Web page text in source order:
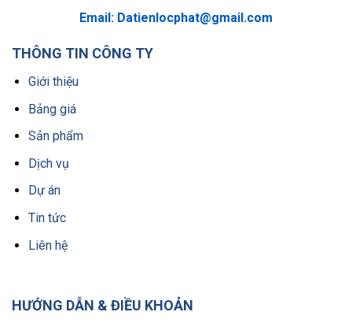
Email: Datienlocphat@gmail.com
THÔNG TIN CÔNG TY
Giới thiệu
Bảng giá
Sản phẩm
Dịch vụ
Dự án
Tin tức
Liên hệ
HƯỚNG DẪN & ĐIỀU KHOẢN